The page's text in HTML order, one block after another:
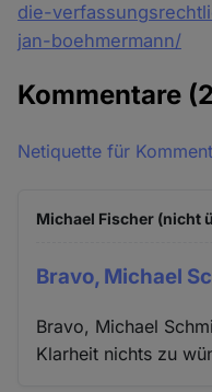
die-
jan-boehmermann/
Kommentare
Netiquette für
Michael Fischer (nicht
Bravo, Michael
Bravo, Michael
Klarheit nichts zu